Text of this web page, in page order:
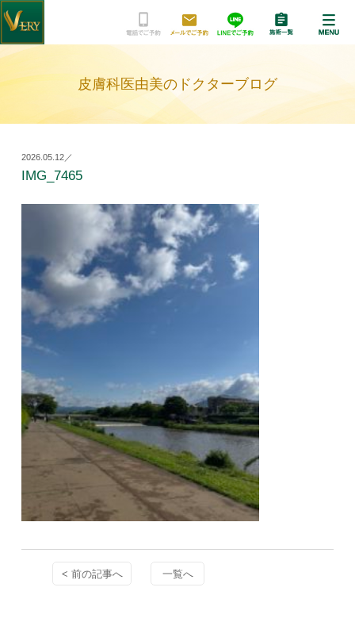
皮膚科医由美のドクターブログ
2026.05.12／
IMG_7465
< 前の記事へ 一覧へ